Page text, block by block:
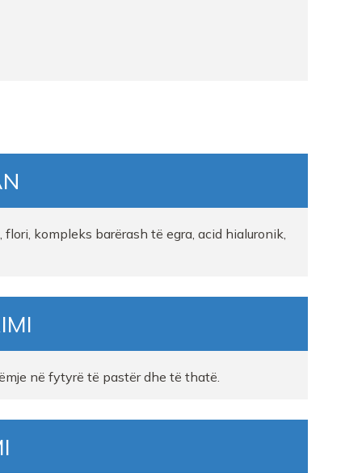
kompleks barërash të egra, acid hialuronik,
në fytyrë të pastër dhe të thatë.